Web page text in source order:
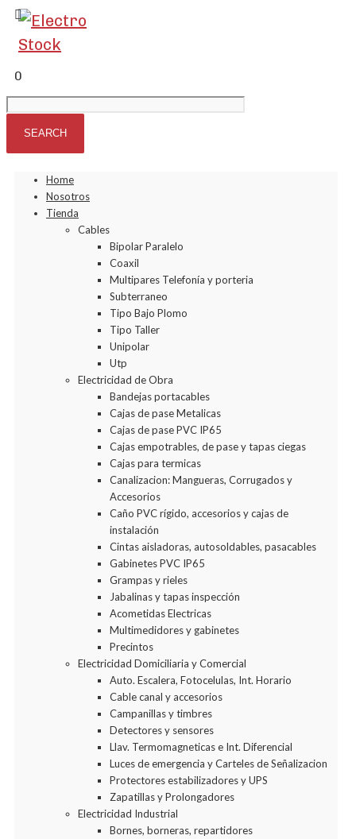
0
Home
Nosotros
Tienda
Cables
Bipolar Paralelo
Coaxil
Multipares Telefonía y porteria
Subterraneo
Tipo Bajo Plomo
Tipo Taller
Unipolar
Utp
Electricidad de Obra
Bandejas portacables
Cajas de pase Metalicas
Cajas de pase PVC IP65
Cajas empotrables, de pase y tapas ciegas
Cajas para termicas
Canalizacion: Mangueras, Corrugados y
Accesorios
Caño PVC rígido, accesorios y cajas de
instalación
Cintas aisladoras, autosoldables, pasacables
Gabinetes PVC IP65
Grampas y rieles
Jabalinas y tapas inspección
Acometidas Electricas
Multimedidores y gabinetes
Precintos
Electricidad Domiciliaria y Comercial
Auto. Escalera, Fotocelulas, Int. Horario
Cable canal y accesorios
Campanillas y timbres
Detectores y sensores
Llav. Termomagneticas e Int. Diferencial
Luces de emergencia y Carteles de Señalizacion
Protectores estabilizadores y UPS
Zapatillas y Prolongadores
Electricidad Industrial
Bornes, borneras, repartidores